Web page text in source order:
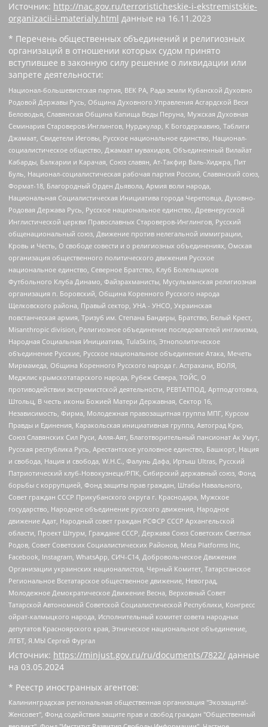
Источник: http://nac.gov.ru/terroristicheskie-i-ekstremistskie-
organizacii-i-materialy.html данные на 16.11.2023
* Перечень общественных объединений и религиозных
организаций в отношении которых судом принято
вступившее в законную силу решение о ликвидации или
запрете деятельности:
Национал-большевистская партия, ВЕК РА, Рада земли Кубанской Духовно
Родовой Державы Русь, Община Духовного Управления Асгардской Веси
Беловодья, Славянская Община Капища Веды Перуна, Мужская Духовная
Семинария Староверов-Инглингов, Нурджулар, К Богодержавию, Таблиги
Джамаат, Свидетели Иеговы, Русское национальное единство, Национал-
социалистическое общество, Джамаат мувахидов, Объединенный Вилайат
Кабарды, Балкарии и Карачая, Союз славян, Ат-Такфир Валь-Хиджра, Пит
Буль, Национал-социалистическая рабочая партия России, Славянский союз,
Формат-18, Благородный Орден Дьявола, Армия воли народа,
Национальная Социалистическая Инициатива города Череповца, Духовно-
Родовая Держава Русь, Русское национальное единство, Древнерусской
Инглистической церкви Православных Староверов-Инглингов, Русский
общенациональный союз, Движение против нелегальной иммиграции,
Кровь и Честь, О свободе совести и о религиозных объединениях, Омская
организация общественного политического движения Русское
национальное единство, Северное Братство, Клуб Болельщиков
Футбольного Клуба Динамо, Файзрахманисты, Мусульманская религиозная
организация п. Боровский, Община Коренного Русского народа
Щелковского района, Правый сектор, УНА - УНСО, Украинская
повстанческая армия, Тризуб им. Степана Бандеры, Братство, Белый Крест,
Misanthropic division, Религиозное объединение последователей инглиизма,
Народная Социальная Инициатива, TulaSkins, Этнополитическое
объединение Русские, Русское национальное объединение Атака, Мечеть
Мирмамеда, Община Коренного Русского народа г. Астрахани, ВОЛЯ,
Меджлис крымскотатарского народа, Рубеж Севера, ТОЙС, О
противодействии экстремистской деятельности, РЕВТАТПОД, Артподготовка,
Штольц, В честь иконы Божией Матери Державная, Сектор 16,
Независимость, Фирма, Молодежная правозащитная группа МПГ, Курсом
Правды и Единения, Каракольская инициативная группа, Автоград Крю,
Союз Славянских Сил Руси, Алля-Аят, Благотворительный пансионат Ак Умут,
Русская республика Русь, Арестантское уголовное единство, Башкорт, Нация
и свобода, Нация и свобода, W.H.С., Фалунь Дафа, Иртыш Ultras, Русский
Патриотический клуб-Новокузнецк/РПК, Сибирский державный союз, Фонд
борьбы с коррупцией, Фонд защиты прав граждан, Штабы Навального,
Совет граждан СССР Прикубанского округа г. Краснодара, Мужское
государство, Народное объединение русского движения, Народное
движение Адат, Народный совет граждан РСФСР СССР Архангельской
области, Проект Штурм, Граждане СССР, Держава Союз Советских Светлых
Родов, Совет Советских Социалистических Районов, Meta Platforms Inc,
Facebook, Instagram, WhatsApp, СИЧ-С14, Добровольческое Движение
Организации украинских националистов, Черный Комитет, Татарстанское
Региональное Всетатарское общественное движение, Невоград,
Молодежное Демократическое Движение Весна, Верховный Совет
Татарской Автономной Советской Социалистической Республики, Конгресс
ойрат-калмыцкого народа, Исполнительный комитет совета народных
депутатов Красноярского края, Этническое национальное объединение,
ЛГБТ, Я.МЫ Сергей Фургал
Источник: https://minjust.gov.ru/ru/documents/7822/ данные
на 03.05.2024
* Реестр иностранных агентов:
Калининградская региональная общественная организация "Экозащита!-Женсовет", Фонд содействия защите прав и свобод граждан "Общественный вердикт", Фонд "Институт Развития Свободы Информации", Частное учреждение "Информационное агентство МЕМО. РУ", Региональная общественная организация "Общественная комиссия по сохранению наследия академика Сахарова", Фонд поддержки свободы прессы, Санкт-Петербургская общественная правозащитная организация "Гражданский контроль", Межрегиональная общественная организация "Информационно-просветительский центр "Мемориал", Региональный Фонд "Центр Защиты Прав Средств Массовой Информации", с 05.12.2023 Фонд "Центр Защиты Прав Средств массовой информации", Региональная общественная благотворительная организация помощи беженцам и мигрантам "Гражданское содействие", Негосударственное образовательное учреждение дополнительного профессионального образования (повышение квалификации) специалистов "АКАДЕМИЯ ПО ПРАВАМ ЧЕЛОВЕКА", Свердловская региональная общественная организация "Сутяжник", Автономная некоммерческая организация "Центр независимых социологических исследований", Союз общественных объединений "Российский исследовательский центр по правам человека", Региональное общественное учреждение научно-информационный центр "МЕМОРИАЛ", Некоммерческая организация "Фонд защиты гласности", Автономная некоммерческая организация "Институт прав человека", Городская общественная организация "Екатеринбургское общество "МЕМОРИАЛ", Городская общественная организация "Рязанское историко-просветительское и правозащитное общество "Мемориал" (Рязанский Мемориал), Челябинский региональный орган общественной самодеятельности – женское общественное объединение "Женщины Евразии", Челябинский региональный орган общественной самодеятельности "Уральская правозащитная группа", Фонд содействия защите здоровья и социальной справедливости имени Андрея Рылькова, Автономная Некоммерческая Организация "Аналитический Центр Юрия Левады", Автономная некоммерческая организация социальной поддержки населения "Проект Апрель", Региональная общественная организация помощи женщинам и детям, находящимся в кризисной ситуации "Информационно-методический центр "Анна", Фонд содействия развитию массовых коммуникаций и правовому просвещению "Так-так-Так", Фонд содействия устойчивому развитию "Серебряная тайга", Свердловский региональный общественный фонд социальных проектов "Новое время", "Idel.Реалии", Кавказ.Реалии, Крым.Реалии, Телеканал Настоящее Время, Татаро-башкирская служба Радио Свобода (Azatliq Radiosi), Радио Свободная Европа/Радио Свобода (PCE/PC), "Сибирь.Реалии", "Фактограф", Благотворительный фонд помощи осужденным и их семьям, Автономная некоммерческая организация "Институт глобализации и социальных движений", Фонд "В защиту прав заключенных", Частное учреждение "Центр поддержки и содействия развитию средств массовой информации", Пензенский региональный общественный благотворительный фонд "Гражданский союз", "Север.Реалии", Некоммерческая организация Фонд "Правовая инициатива", Общество с ограниченной ответственностью "Радио Свободная Европа/Радио Свобода", Чешское информационное агентство "MEDIUM-ORIENT", Красноярская региональная общественная организация "Мы против СПИДа", Камалягин Денис Николаевич, Маркелов Сергей Евгеньевич, Пономарев Лев Александрович, Савицкая Людмила Алексеевна, Автономная некоммерческая организация "Центр по работе с проблемой насилия "НАСИЛИЮ.НЕТ", Межрегиональный профессиональный союз работников здравоохранения "Альянс врачей", Юридическое лицо, зарегистрированное в Латвийской Республике, SIA "Medusa Project" (регистрационный номер 40103797863, дата регистрации 10.06.2014), Некоммерческая организация "Фонд по борьбе с коррупцией", Автономная некоммерческая организация "Институт права и публичной политики", Баданин Роман Сергеевич, Гликин Максим Александрович, Железнова Мария Михайловна, Лукьянова Юлия Сергеевна, Маетная Елизавета Витальевна, Маняхин Петр Борисович, Чуракова Ольга Владимировна, Ярош Юлия Петровна, Юридическое лицо "The Insider SIA", зарегистрированное в Риге, Латвийская Республика (дата регистрации 26.06.2015), являющееся администратором доменного имени интернет-издания "The Insider SIA", https://theins.ru, Постернак Алексей Евгеньевич, Рубин Михаил Аркадьевич, Анин Роман Александрович, Юридическое лицо Istories fonds, зарегистрированное в Латвийской Республике (регистрационный номер 50008295751, дата регистрации 24.02.2020), Великовский Дмитрий Александрович, Долинина Ирина Николаевна, Мароховская Алеся Алексеевна, Шлейнов Роман Юрьевич, Шмагун Олеся Валентиновна, Общество с ограниченной ответственностью "Альтаир 2021", Общество с ограниченной ответственностью "Вега 2021", Общество с ограниченной ответственностью "Главный редактор 2021", Общество с ограниченной ответственностью "Ромашки монолит", Важенков Артем Валерьевич, Ивановская областная общественная организация "Центр гендерных исследований", Гурман Юрий Альбертович, Медиапроект "ОВД-Инфо", Егоров Владимир Владимирович, Жилинский Владимир Александрович, Общество с ограниченной ответственностью "ЗП", Иванова София Юрьевна, Карезина Инна Павловна, Кильтау Екатерина Викторовна, Петров Алексей Викторович, Пискунов Сергей Евгеньевич, Смирнов Сергей Сергеевич, Тихонов Михаил Сергеевич, Общество с ограниченной ответственностью "ЖУРНАЛИСТ-ИНОСТРАННЫЙ АГЕНТ", Арапова Галина Юрьевна, Вольтская Татьяна Анатольевна, Американская компания "Mason G.E.S. Anonymous Foundation" (США), являющаяся владельцем интернет-издания https://mnews.world/, Компания "Stichting Bellingcat", зарегистрированная в Нидерландах (дата регистрации 11.07.2018), Захаров Андрей Вячеславович, Клепиковская Екатерина Дмитриевна, Общество с ограниченной ответственностью "МЕМО", Перл Роман Александрович, Симонов Евгений Алексеевич, Соловьева Елена Анатольевна, Сотников Даниил Владимирович, Сурначева Елизавета Дмитриевна, Автономная некоммерческая организация по защите прав человека и информированию населения "Якутия – Наше Мнение", Общество с ограниченной ответственностью "Москоу диджитал медиа", с 26.01.2023 Общество с ограниченной ответственностью "Чайка Белые сады", Ветошкина Валерия Валерьевна, Заговора Максим Александрович, Межрегиональное общественное движение "Российская ЛГБТ - сеть", Оленичев Максим Владимирович, Павлов Иван Юрьевич, Скворцова Елена Сергеевна, Общество с ограниченной ответственностью "Как бы инагент", Кочетков Игорь Викторович, Общество с ограниченной ответственностью "Честные выборы", Еланчик Олег Александрович, Общество с ограниченной ответственностью "Нобелевский призыв", Гималова Регина Эмилевна, Григорьев Андрей Валерьевич, Григорьева Алина Александровна, Ассоциация по содействию защите прав призывников, альтернативнослужащих и военнослужащих "Правозащитная группа "Гражданин.Армия.Право", Хисамова Регина Фаритовна, Автономная некоммерческая организация по реализации социально-правовых программ "Лилит", Дальневосточное общественное движение "Маяк", Санкт-Петербургская ЛГБТ-инициативная группа "Выход", Инициативная группа ЛГБТ+ "Реверс", Алексеев Андрей Викторович, Бекбулатова Таисия Львовна, Беляев Иван Михайлович, Владыкина Елена Сергеевна, Гельман Марат Александрович, Никульшина Вероника Юрьевна, Толоконникова Надежда Андреевна, Шендерович Виктор Анатольевич, Общество с ограниченной ответственностью "Данное сообщение", Общество с ограниченной ответственностью Издательский дом "Новая глава", Айнбиндер Александра Александровна, Московский комьюнити-центр для ЛГБТ+инициатив, Благотворительный фонд развития филантропии, Deutsche Welle (Германия, Kurt-Schumacher-Strasse 3, 53113 Bonn), Борзунова Мария Михайловна, Воробьев Виктор Викторович, Голубева Анна Львовна, Константинова Алла Михайловна, Малкова Ирина Владимировна, Мурадов Мурад Абдулгалимович, Осетинская Елизавета Николаевна, Понасенков Евгений Николаевич, Ганапольский Матвей Юрьевич, Киселев Евгений Алексеевич, Борухович Ирина Григорьевна, Дремин Иван Тимофеевич, Дубровский Дмитрий Викторович, Красноярская региональная общественная организация поддержки и развития альтернативных образовательных технологий и межкультурных коммуникаций "ИНТЕРРА", Маяковская Екатерина Алексеевна, Фейгин Марк Захарович, Филимонов Андрей Викторович, Дзугкоева Регина Николаевна, Доброхотов Роман Александрович, Дудь Юрий Александрович, Елкин Сергей Владимирович, Кругликов Кирилл Игоревич, Сабунаева Мария Леонидовна, Семенов Алексей Владимирович, Шаинян Карен Багратович, Шульман Екатерина Михайловна, Асафьев Артур Валерьевич, Вахштайн Виктор Семенович, Венедиктов Алексей Алексеевич, Лушникова Екатерина Евгеньевна, Волков Леонид Михайлович, Невзоров Александр Глебович, Пархоменко Сергей Борисович, Сироткин Ярослав Николаевич, Кара-Мурза Владимир Владимирович, Баранова Наталья Владимировна, Гозман Леонид Яковлевич, Кагарлицкий Борис Юльевич, Климарев Михаил Валерьевич, Милов Владимир Станиславович, Автономная некоммерческая организация Краснодарский центр современного искусства "Типография", Моргенштерн Алишер Тагирович, Соболь Любовь Эдуардовна, Общество с ограниченной ответственностью "ЛИЗА НОРМ", Каспаров Гарри Кимович, Ходорковский Михаил Борисович, Общество с ограниченной ответственностью "Апрельские тезисы", Данилович Ирина Брониславовна, Кашин Олег Владимирович, Петров Николай Владимирович, Пивоваров Алексей Владимирович, Соколов Михаил Владимирович, Цветкова Юлия Владимировна, Чичваркин Евгений Александрович, Комитет против пыток/Команда против пыток, Общество с ограниченной ответственностью "Первый научный", Общество с ограниченной ответственностью "Вертолет и ко", Белоцерковская Вероника Борисовна, Кац Максим Евгеньевич, Лазарева Татьяна Юрьевна, Шаведдинов Руслан Табризович, Яшин Илья Валерьевич, Общество с ограниченной ответственностью "Иноагент ААВ", Алешковский Дмитрий Петрович, Альбац Евгения Марковна, Быков Дмитрий Львович, Галямина Юлия Евгеньевна, Лойко Сергей Леонидович, Мартынов Кирилл Константинович, Медведев Сергей Александрович, Крашенинников Федор Геннадиевич, Гордеева Катерина Вл